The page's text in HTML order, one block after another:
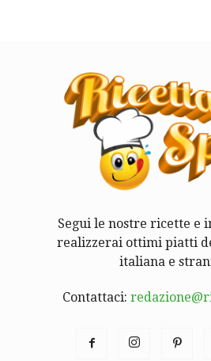
Segui le nostre ricette e
realizzerai ottimi piatti
italiana e
Contattaci: